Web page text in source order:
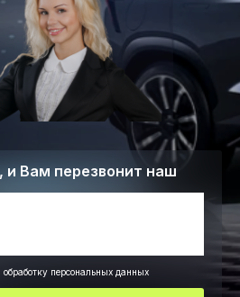
и Вам перезвонит наш
обработку персональных данных